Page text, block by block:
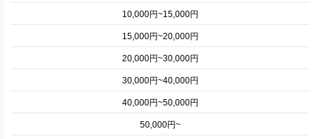
10,000円~15,000円
15,000円~20,000円
20,000円~30,000円
30,000円~40,000円
40,000円~50,000円
50,000円~